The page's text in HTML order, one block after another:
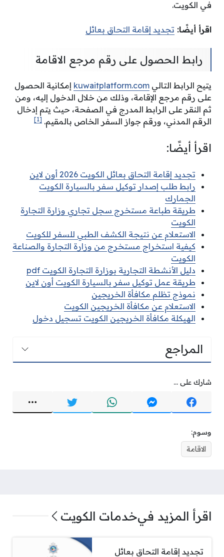
في الكويت.
اقرأ أيضًا: تجديد إقامة التحاق بعائل
رابط الحصول على رقم مرجع الاقامة
يتيح الرابط التالي kuwaitplatform.com إمكانية الحصول
على رقم مرجع الإقامة، وذلك من خلال الدخول إليه، ومن
ثم النقر على الرابط المدرج في الصفحة، حيث يتم إدخال
الرقم المدني، ورقم جواز السفر الخاص بالمقيم. [1]
اقرأ أيضًا:
تجديد إقامة التحاق بعائل الكويت 2026 أون لاين
رابط طلب إصدار توكيل سفر بالسيارة الكويت
الجمارك
طريقة طباعة مستخرج سجل تجاري وزارة التجارة
الكويت
الاستعلام عن نتيجة الكشف الطبي للسفر للكويت
كيفية استخراج مستخرج من وزارة التجارة والصناعة
الكويت
دليل الأنشطة التجارية بوزارة التجارة الكويت pdf
طريقة عمل توكيل سفر بالسيارة الكويت أون لاين
نموذج تظلم مكافأة الخريجين
الاستعلام عن مكافأة الخريجين الكويت
الهيكلة مكافأة الخريجين الكويت تسجيل دخول
المراجع
شارك على ...
وسوم:
الاقامة
اقرأ المزيد فيخدمات الكويت
تجديد إقامة التحاق بعائل